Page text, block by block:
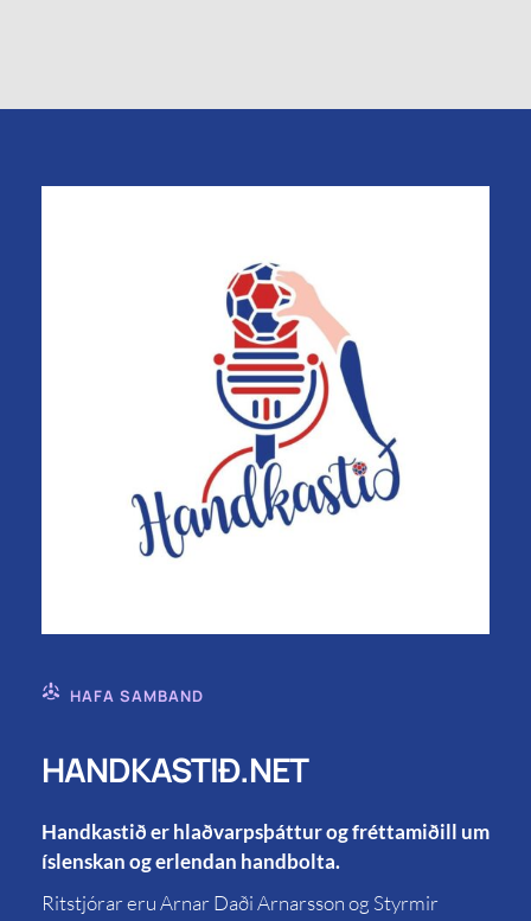
HAFA SAMBAND
HANDKASTIÐ.NET
Handkastið er hlaðvarpsþáttur og fréttamiðill um
íslenskan og erlendan handbolta.
Ritstjórar eru Arnar Daði Arnarsson og Styrmir